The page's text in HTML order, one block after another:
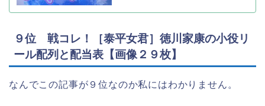
９位 戦コレ！［泰平女君］徳川家康の小役リ
ール配列と配当表【画像２９枚】
なんでこの記事が９位なのか私にはわかりません。